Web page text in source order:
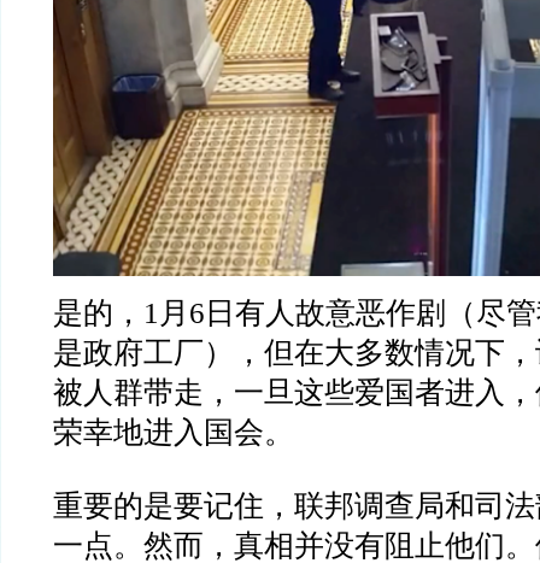
是的， 1 月 6 日有人故意恶作剧（尽
是政府工厂），但在大多数情况下
被人群带走，一旦这些爱国者进入
荣幸地进入国会。
重要的是要记住，联邦调查局和司
一点。然而，真相并没有阻止他们